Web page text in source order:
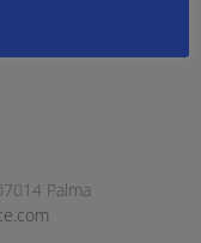
guide
Palma